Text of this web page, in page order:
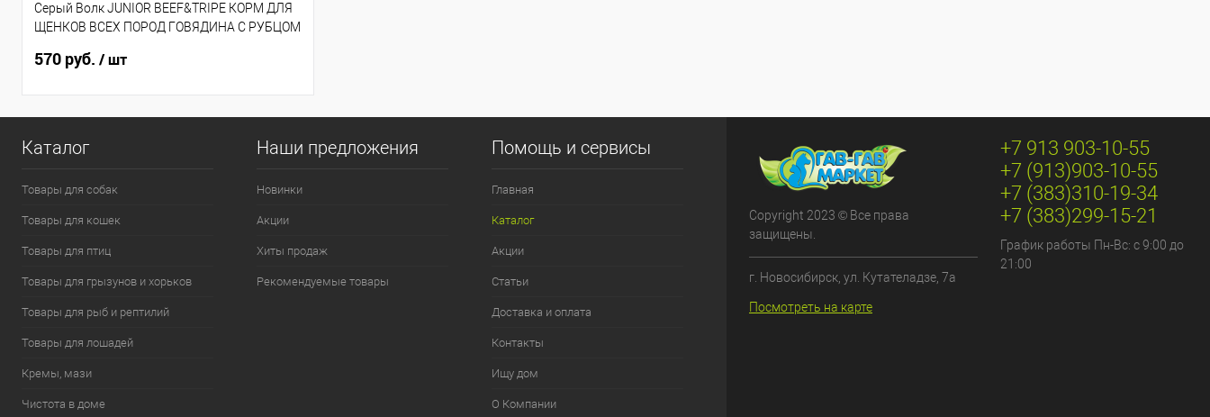
Серый Волк JUNIOR BEEF&TRIPE КОРМ ДЛЯ
ЩЕНКОВ ВСЕХ ПОРОД ГОВЯДИНА С РУБЦОМ
570 руб. / шт
Каталог
Товары для собак
Товары для кошек
Товары для птиц
Товары для грызунов и хорьков
Товары для рыб и рептилий
Товары для лошадей
Кремы, мази
Чистота в доме
Наши предложения
Новинки
Акции
Хиты продаж
Рекомендуемые товары
Помощь и сервисы
Главная
Каталог
Акции
Статьи
Доставка и оплата
Контакты
Ищу дом
О Компании
Copyright 2023 © Все права
защищены.
г. Новосибирск, ул. Кутателадзе, 7а
Посмотреть на карте
+7 913 903-10-55
+7 (913)903-10-55
+7 (383)310-19-34
+7 (383)299-15-21
График работы Пн-Вс: с 9:00 до
21:00